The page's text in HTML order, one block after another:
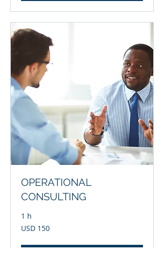
OPERATIONAL
CONSULTING
1 h
150
dólares
USD 150